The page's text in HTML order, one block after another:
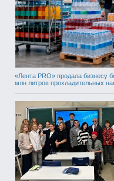
«Лента PRO» продала бизнесу
млн литров прохладительных